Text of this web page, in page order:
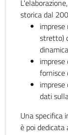
storica dal
stretto)
fornisce
dati
Una specifica
è poi dedicata